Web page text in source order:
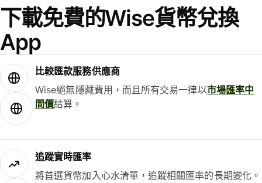
下載免費的Wise貨幣兌換
App
比較匯款服務供應商
Wise絕無隱藏費用，而且所有交易一律以市場匯率中
間價結算。
追蹤實時匯率
將首選貨幣加入心水清單，追蹤相關匯率的長期變化。